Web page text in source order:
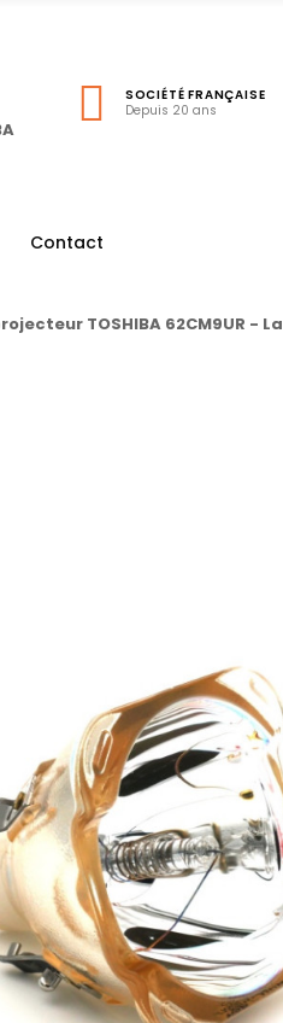
SOCIÉTÉ FRANÇAISE
Depuis 20 ans
Contact
TOSHIBA 62CM9UR -